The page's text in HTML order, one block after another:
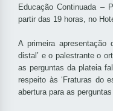
Educação Continuada –
partir das 19 horas, no
A primeira apresentação
distal’ e o palestrante o
as perguntas da plateia
respeito às ‘Fraturas do
abertura para as